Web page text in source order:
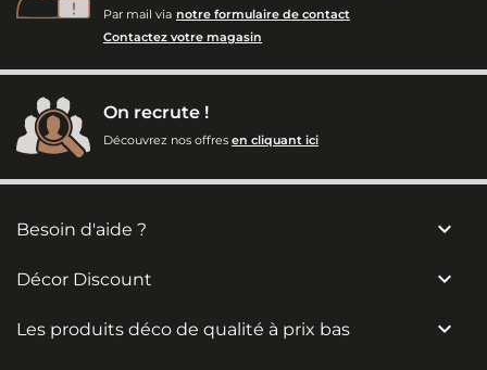
Par mail via notre formulaire de contact
Contactez votre magasin
On recrute !
Découvrez nos offres en cliquant ici
Besoin d'aide ? 
Décor Discount 
Les produits déco de qualité à prix bas 